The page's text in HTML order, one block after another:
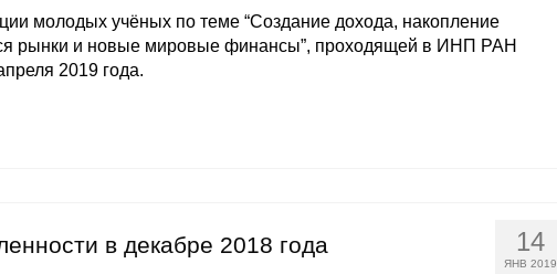
молодых учёных по теме “Создание дохода, накопление
рынки и новые мировые финансы”, проходящей в ИНП РАН
2019 года.
14
ЯНВ 2019
в декабре 2018 года